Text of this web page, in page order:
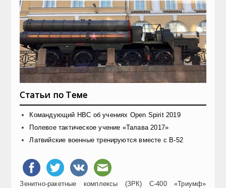
Статьи по Теме
Командующий НВС об учениях Open Spirit 2019
Полевое тактическое учение «Талава 2017»
Латвийские военные тренируются вместе с В-52
Зенитно-ракетные комплексы (ЗРК) С-400 «Триумф»